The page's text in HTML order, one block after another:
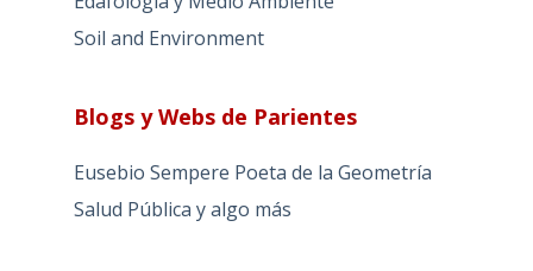
Soil and Environment
Blogs y Webs de Parientes
Eusebio Sempere Poeta de la Geometría
Salud Pública y algo más